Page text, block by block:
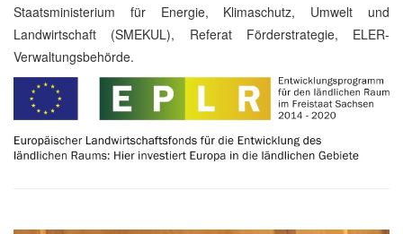
Staatsministerium für Energie, Klimaschutz, Umwelt und
Landwirtschaft (SMEKUL), Referat Förderstrategie, ELER-
Verwaltungsbehörde.